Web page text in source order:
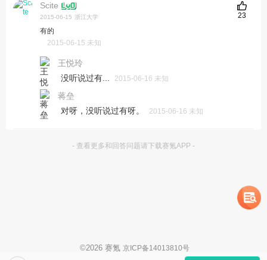
Scite
2015-06-15 浙江大学
有的
2015-06-15 未知
23
王悦玲
没听说过有... 2015-06-16 未知
蒋垒
对呀，没听说过有呀。 2015-06-16 未知
- 查看更多和回答问题请下载赛氪APP -
©2026 赛氪 京ICP备14013810号